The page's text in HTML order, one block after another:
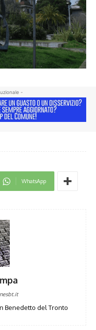
-
WhatsApp
Benedetto del Tronto